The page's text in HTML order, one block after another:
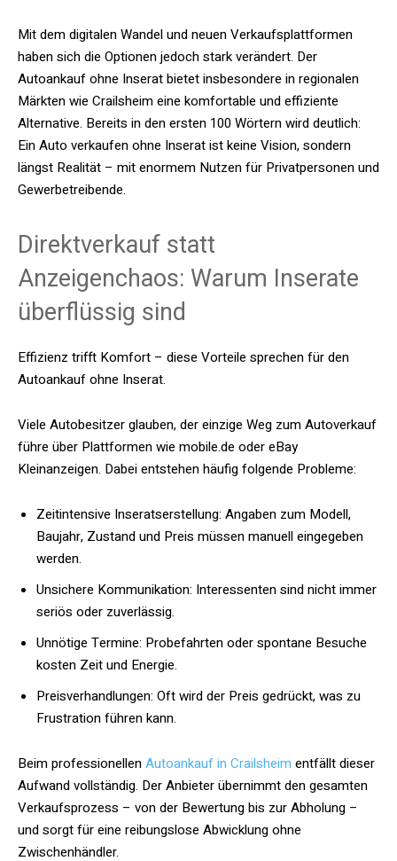
Mit dem digitalen Wandel und neuen Verkaufsplattformen
haben sich die Optionen jedoch stark verändert. Der
Autoankauf ohne Inserat bietet insbesondere in regionalen
Märkten wie Crailsheim eine komfortable und effiziente
Alternative. Bereits in den ersten 100 Wörtern wird deutlich:
Ein Auto verkaufen ohne Inserat ist keine Vision, sondern
längst Realität – mit enormem Nutzen für Privatpersonen und
Gewerbetreibende.
Direktverkauf statt
Anzeigenchaos: Warum Inserate
überflüssig sind
Effizienz trifft Komfort – diese Vorteile sprechen für den
Autoankauf ohne Inserat.
Viele Autobesitzer glauben, der einzige Weg zum Autoverkauf
führe über Plattformen wie mobile.de oder eBay
Kleinanzeigen. Dabei entstehen häufig folgende Probleme:
Zeitintensive Inseratserstellung: Angaben zum Modell,
Baujahr, Zustand und Preis müssen manuell eingegeben
werden.
Unsichere Kommunikation: Interessenten sind nicht immer
seriös oder zuverlässig.
Unnötige Termine: Probefahrten oder spontane Besuche
kosten Zeit und Energie.
Preisverhandlungen: Oft wird der Preis gedrückt, was zu
Frustration führen kann.
Beim professionellenAutoankauf in Crailsheim entfällt dieser
Aufwand vollständig. Der Anbieter übernimmt den gesamten
Verkaufsprozess – von der Bewertung bis zur Abholung –
und sorgt für eine reibungslose Abwicklung ohne
Zwischenhändler.